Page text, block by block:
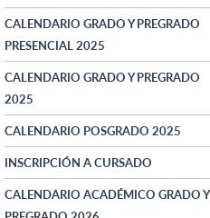
CALENDARIO GRADO Y PREGRADO
PRESENCIAL 2025
CALENDARIO GRADO Y PREGRADO
2025
CALENDARIO POSGRADO 2025
INSCRIPCIÓN A CURSADO
CALENDARIO ACADÉMICO GRADO Y